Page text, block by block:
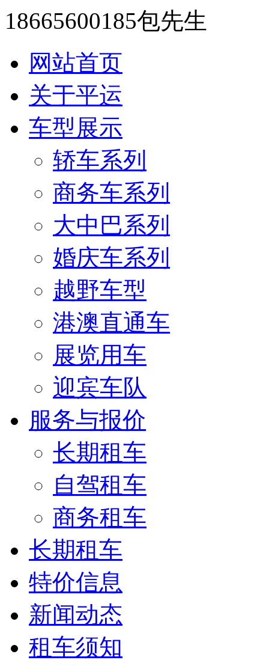
18665600185包先生
网站首页
关于平运
车型展示
轿车系列
商务车系列
大中巴系列
婚庆车系列
越野车型
港澳直通车
展览用车
迎宾车队
服务与报价
长期租车
自驾租车
商务租车
长期租车
特价信息
新闻动态
租车须知